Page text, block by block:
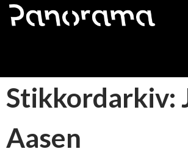
Søk
HOPP
Stikkordarkiv:
Aasen